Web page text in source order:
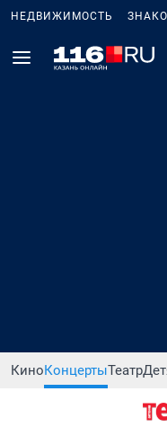
НЕДВИЖИМОСТЬ
КиноКонцертыТеатр